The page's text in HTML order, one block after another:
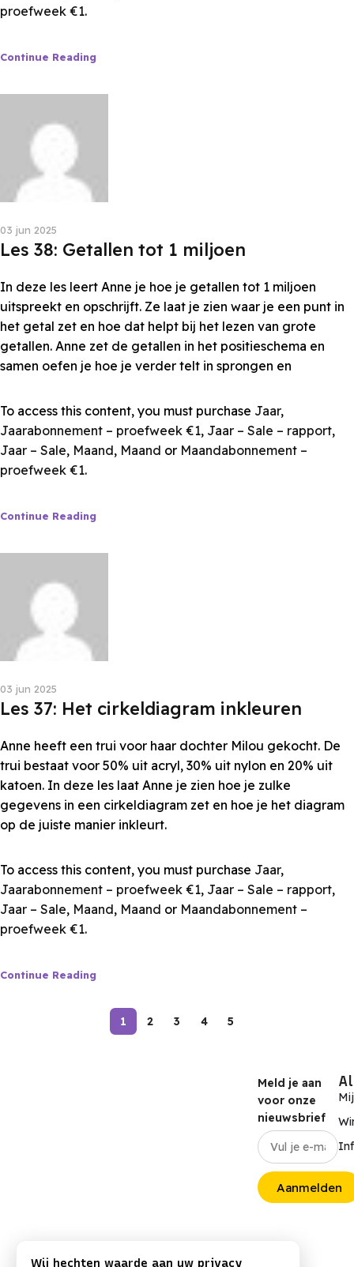
proefweek €1.
Continue Reading
03 jun 2025
Les 38: Getallen tot 1 miljoen
In deze les leert Anne je hoe je getallen tot 1 miljoen
uitspreekt en opschrijft. Ze laat je zien waar je een punt in
het getal zet en hoe dat helpt bij het lezen van grote
getallen. Anne zet de getallen in het positieschema en
samen oefen je hoe je verder telt in sprongen en
To access this content, you must purchase Jaar,
Jaarabonnement – proefweek €1, Jaar – Sale – rapport,
Jaar – Sale, Maand, Maand or Maandabonnement –
proefweek €1.
Continue Reading
03 jun 2025
Les 37: Het cirkeldiagram inkleuren
Anne heeft een trui voor haar dochter Milou gekocht. De
trui bestaat voor 50% uit acryl, 30% uit nylon en 20% uit
katoen. In deze les laat Anne je zien hoe je zulke
gegevens in een cirkeldiagram zet en hoe je het diagram
op de juiste manier inkleurt.
To access this content, you must purchase Jaar,
Jaarabonnement – proefweek €1, Jaar – Sale – rapport,
Jaar – Sale, Maand, Maand or Maandabonnement –
proefweek €1.
Continue Reading
1 2 3 4 5
Meld je aan
voor onze
nieuwsbrief
Aanmelden
Wij hechten waarde aan uw privacy